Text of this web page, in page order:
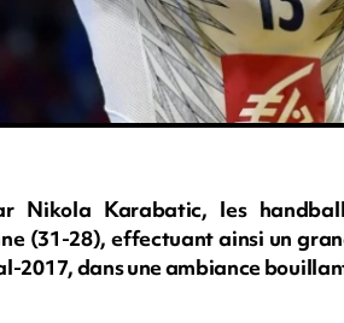
Nikola Karabatic, les
(31-28), effectuant ainsi un
2017, dans une ambiance